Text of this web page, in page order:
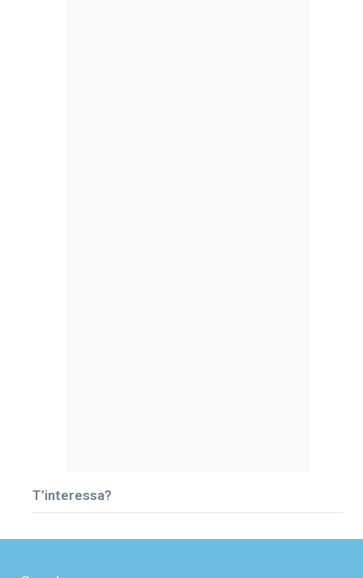
T’interessa?